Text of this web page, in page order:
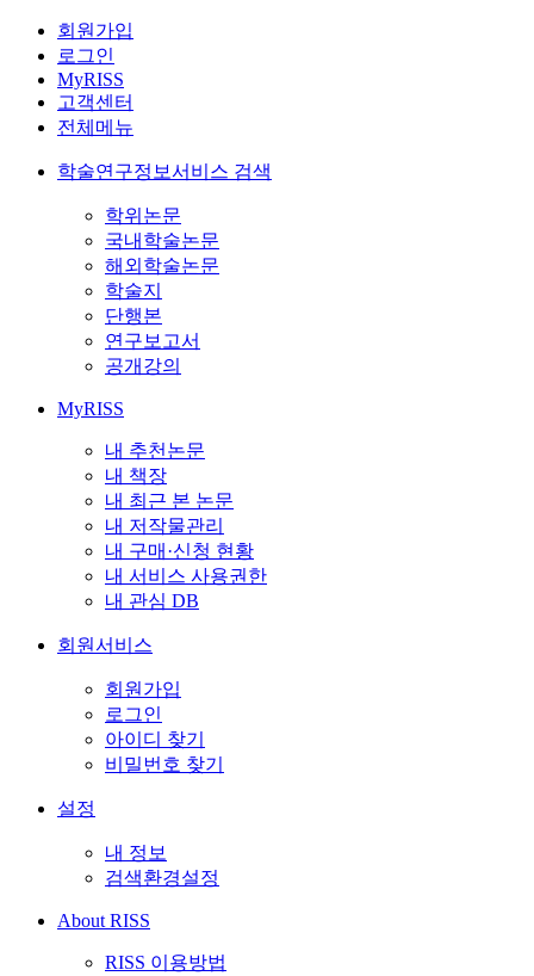
회원가입
로그인
MyRISS
고객센터
전체메뉴
학술연구정보서비스 검색
학위논문
국내학술논문
해외학술논문
학술지
단행본
연구보고서
공개강의
MyRISS
내 추천논문
내 책장
내 최근 본 논문
내 저작물관리
내 구매·신청 현황
내 서비스 사용권한
내 관심 DB
회원서비스
회원가입
로그인
아이디 찾기
비밀번호 찾기
설정
내 정보
검색환경설정
About RISS
RISS 이용방법